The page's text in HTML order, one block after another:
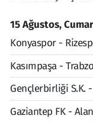
15 Ağustos,
Konyaspor -
Kasımpaşa -
Gençlerbirliği S.K.
Gaziantep FK -